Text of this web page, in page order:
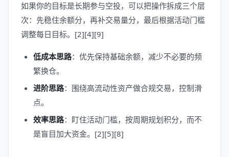
如果你的目标是长期参与空投，可以把操作拆成三个层
次：先稳住余额分，再补交易量分，最后根据活动门槛
调整每日目标。[2][4][9]
低成本思路：优先保持基础余额，减少不必要的频
繁换仓。
进阶思路：围绕高流动性资产做合规交易，控制滑
点。
效率思路：盯住活动门槛，按周期规划积分，而不
是盲目加大资金。[2][5][8]